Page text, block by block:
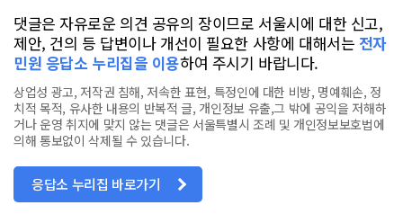
댓글은 자유로운 의견 공유의 장이므로 서울시에 대한 신고,
제안, 건의 등 답변이나 개선이 필요한 사항에 대해서는 전자
민원 응답소 누리집을 이용하여 주시기 바랍니다.
상업성 광고, 저작권 침해, 저속한 표현, 특정인에 대한 비방, 명예훼손, 정
치적 목적, 유사한 내용의 반복적 글, 개인정보 유출,그 밖에 공익을 저해하
거나 운영 취지에 맞지 않는 댓글은 서울특별시 조례 및 개인정보보호법에
의해 통보없이 삭제될 수 있습니다.
응답소 누리집 바로가기